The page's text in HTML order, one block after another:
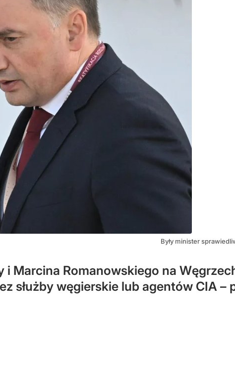
Były minister
i Marcina Romanowskiego na
służby węgierskie lub agentów CIA –